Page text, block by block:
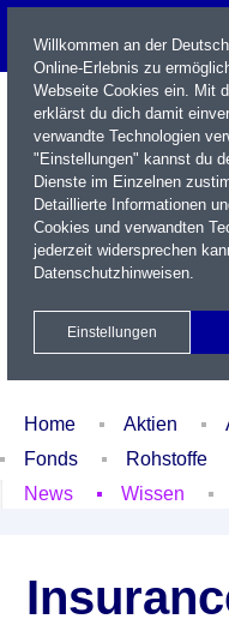
Name / WKN / ISIN / Kürzel
Xetra Realtime
Home Aktien
Fonds
Rohstoffe
News
Wissen
Willkommen an der
Online-Erlebnis zu
Webseite Cookies ein. Mit
erklärst du dich damit
verwandte Technologien
"Einstellungen" kannst du
Dienste im Einzelnen
Detaillierte Informationen
Cookies und verwandten
jederzeit widersprechen
Datenschutzhinweisen.
Einstellungen